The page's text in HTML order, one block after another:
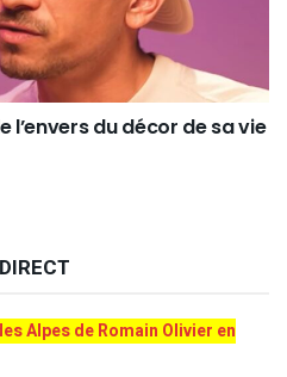
l’envers du décor de sa vie
Alpes de Romain Olivier en